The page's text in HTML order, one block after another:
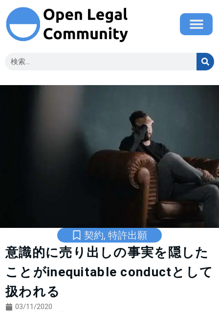
契約, 特許出願
意識的に売り出しの事実を隠した
ことがinequitable conductとして
扱われる
03/11/2020